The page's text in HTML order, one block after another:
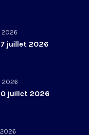
2026
juillet 2026
2026
juillet 2026